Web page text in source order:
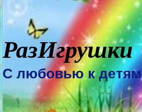
РазИгрушки
С любовью к детям